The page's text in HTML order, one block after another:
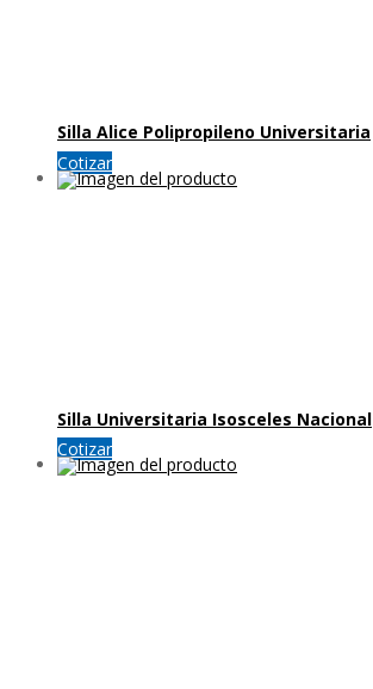
Silla Alice Polipropileno Universitaria
Cotizar
Silla Universitaria Isosceles Nacional
Cotizar